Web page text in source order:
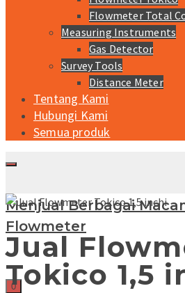
Flowmeter Total
Measuring Instruments
Gas Detector
Survey Tools
Distance Meter
Tentang Kami
Hubungi Kami
Semua produk
Menjual Berbagai
Flowmeter
0
Jual
Tokico 1,5